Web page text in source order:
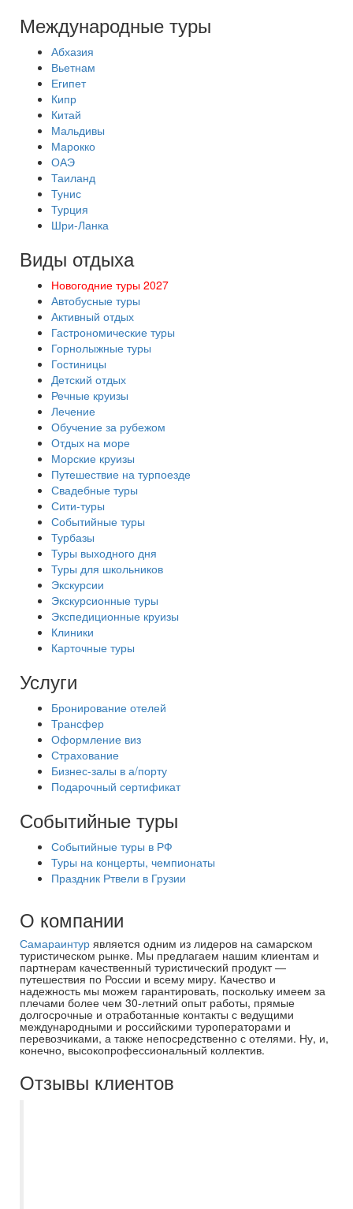
Международные туры
Абхазия
Вьетнам
Египет
Кипр
Китай
Мальдивы
Марокко
ОАЭ
Таиланд
Тунис
Турция
Шри-Ланка
Виды отдыха
Новогодние туры 2027
Автобусные туры
Активный отдых
Гастрономические туры
Горнолыжные туры
Гостиницы
Детский отдых
Речные круизы
Лечение
Обучение за рубежом
Отдых на море
Морские круизы
Путешествие на турпоезде
Свадебные туры
Сити-туры
Событийные туры
Турбазы
Туры выходного дня
Туры для школьников
Экскурсии
Экскурсионные туры
Экспедиционные круизы
Клиники
Карточные туры
Услуги
Бронирование отелей
Трансфер
Оформление виз
Страхование
Бизнес-залы в а/порту
Подарочный сертификат
Событийные туры
Событийные туры в РФ
Туры на концерты, чемпионаты
Праздник Ртвели в Грузии
О компании
Самараинтур является одним из лидеров на самарском
туристическом рынке. Мы предлагаем нашим клиентам и
партнерам качественный туристический продукт —
путешествия по России и всему миру. Качество и
надежность мы можем гарантировать, поскольку имеем за
плечами более чем 30-летний опыт работы, прямые
долгосрочные и отработанные контакты с ведущими
международными и российскими туроператорами и
перевозчиками, а также непосредственно с отелями. Ну, и,
конечно, высокопрофессиональный коллектив.
Отзывы клиентов